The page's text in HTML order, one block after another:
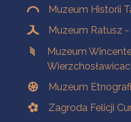
Muzeum Historii
Muzeum Ratusz
Muzeum
Muzeum
Zagroda Felicji